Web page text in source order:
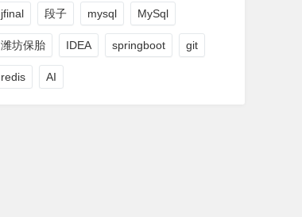
jfinal 段子 mysql MySql
潍坊保胎 IDEA springboot git
redis AI